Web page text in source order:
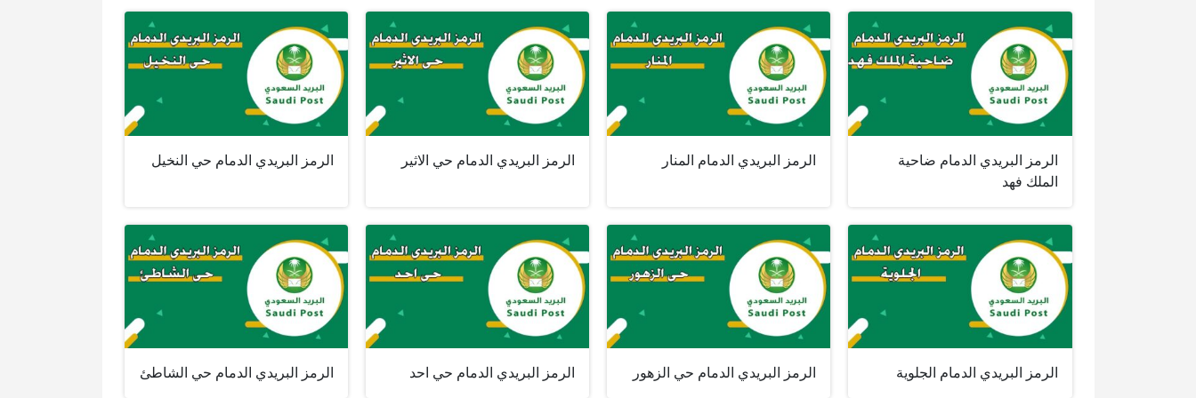
الرمز البريدي الدمام ضاحية
الملك فهد
الرمز البريدي الدمام المنار الرمز البريدي الدمام حي الاثير الرمز البريدي الدمام حي النخيل
الرمز البريدي الدمام الجلوية الرمز البريدي الدمام حي الزهور الرمز البريدي الدمام حي احد الرمز البريدي الدمام حي الشاطئ